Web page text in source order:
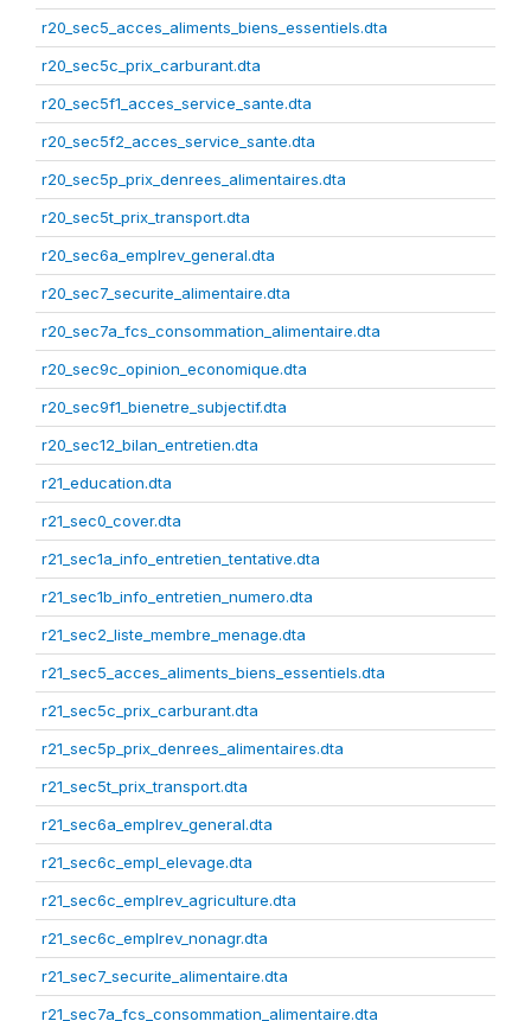
r20_sec5_acces_aliments_biens_essentiels.dta
r20_sec5c_prix_carburant.dta
r20_sec5f1_acces_service_sante.dta
r20_sec5f2_acces_service_sante.dta
r20_sec5p_prix_denrees_alimentaires.dta
r20_sec5t_prix_transport.dta
r20_sec6a_emplrev_general.dta
r20_sec7_securite_alimentaire.dta
r20_sec7a_fcs_consommation_alimentaire.dta
r20_sec9c_opinion_economique.dta
r20_sec9f1_bienetre_subjectif.dta
r20_sec12_bilan_entretien.dta
r21_education.dta
r21_sec0_cover.dta
r21_sec1a_info_entretien_tentative.dta
r21_sec1b_info_entretien_numero.dta
r21_sec2_liste_membre_menage.dta
r21_sec5_acces_aliments_biens_essentiels.dta
r21_sec5c_prix_carburant.dta
r21_sec5p_prix_denrees_alimentaires.dta
r21_sec5t_prix_transport.dta
r21_sec6a_emplrev_general.dta
r21_sec6c_empl_elevage.dta
r21_sec6c_emplrev_agriculture.dta
r21_sec6c_emplrev_nonagr.dta
r21_sec7_securite_alimentaire.dta
r21_sec7a_fcs_consommation_alimentaire.dta